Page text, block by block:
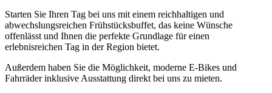
Starten Sie Ihren Tag bei uns mit einem reichhaltigen und
abwechslungsreichen Frühstücksbuffet, das keine Wünsche
offenlässt und Ihnen die perfekte Grundlage für einen
erlebnisreichen Tag in der Region bietet.
Außerdem haben Sie die Möglichkeit, moderne E-Bikes und
Fahrräder inklusive Ausstattung direkt bei uns zu mieten.